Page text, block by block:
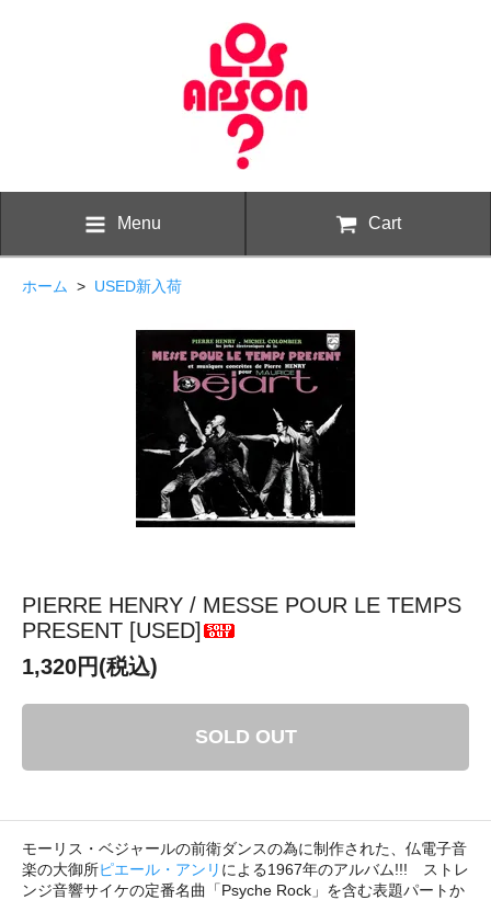
Menu Cart
ホーム > USED新入荷
PIERRE HENRY / MESSE POUR LE TEMPS
PRESENT [USED]
1,320円(税込)
SOLD OUT
モーリス・ベジャールの前衛ダンスの為に制作された、仏電子音
楽の大御所ピエール・アンリ による1967年のアルバム!!! ストレ
ンジ音響サイケの定番名曲「Psyche Rock」を含む表題パートか